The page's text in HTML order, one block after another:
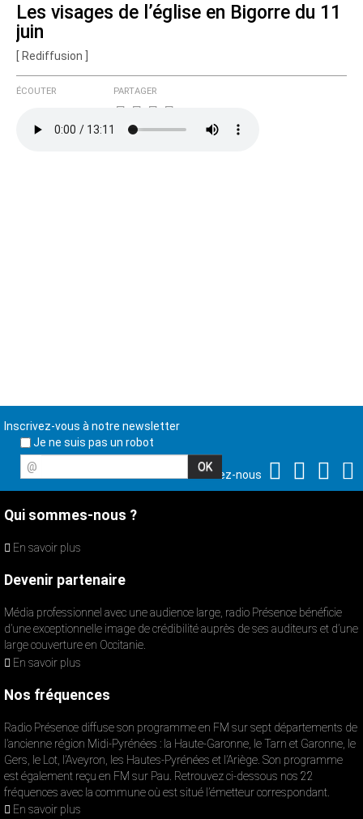
Les visages de l’église en Bigorre du 11
juin
[ Rediffusion ]
ÉCOUTER PARTAGER
Inscrivez-vous à notre newsletter
Je ne suis pas un robot
@
Suivez-nous
Qui sommes-nous ?
En savoir plus
Devenir partenaire
Média professionnel avec une audience large, radio Présence bénéficie
d’une exceptionnelle image de crédibilité auprès de ses auditeurs et d’une
large couverture en Occitanie.
En savoir plus
Nos fréquences
Radio Présence diffuse son programme en FM sur sept départements de
l’ancienne région Midi-Pyrénées : la Haute-Garonne, le Tarn et Garonne, le
Gers, le Lot, l’Aveyron, les Hautes-Pyrénées et l’Ariège. Son programme
est également reçu en FM sur Pau. Retrouvez ci-dessous nos 22
fréquences avec la commune où est situé l’émetteur correspondant.
En savoir plus